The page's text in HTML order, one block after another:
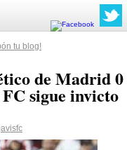
tu blog!
de Madrid 0
sigue invicto